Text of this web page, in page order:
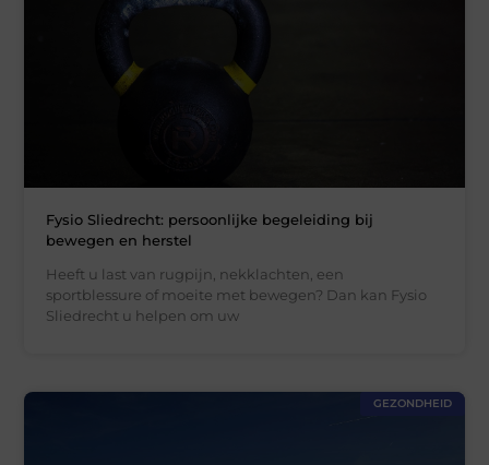
Fysio Sliedrecht: persoonlijke begeleiding bij
bewegen en herstel
Heeft u last van rugpijn, nekklachten, een
sportblessure of moeite met bewegen? Dan kan Fysio
Sliedrecht u helpen om uw
GEZONDHEID